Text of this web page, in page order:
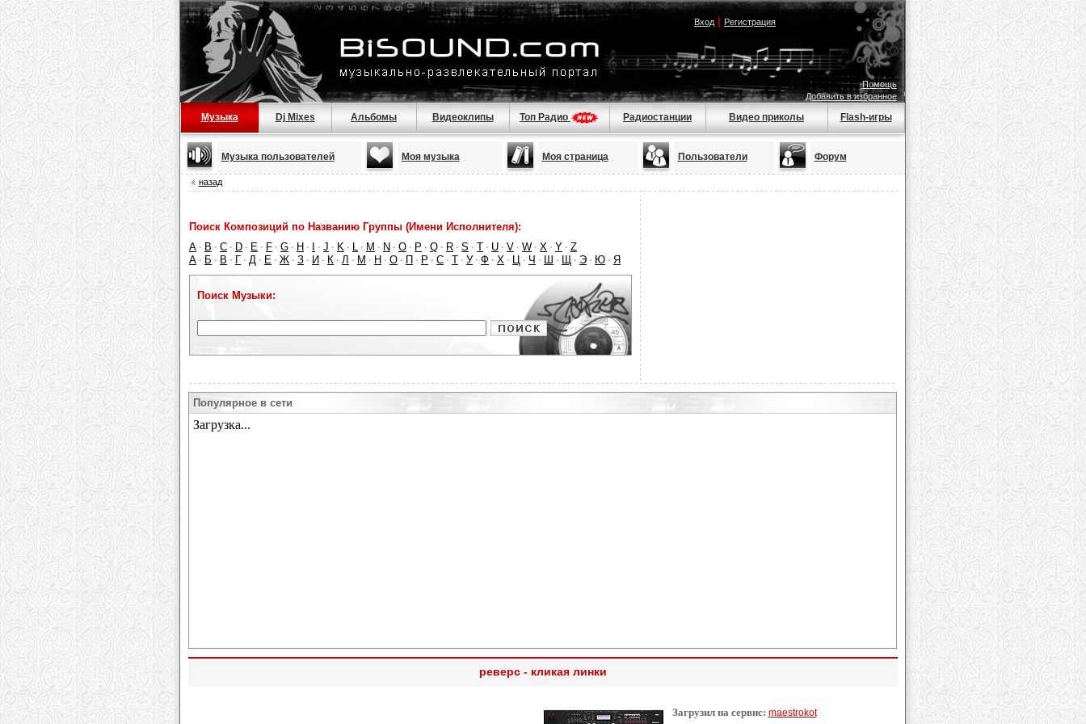
Вход| Регистрация
Помощь
Добавить в избранное
Музыка Dj Mixes Альбомы Видеоклипы Топ Радио Радиостанции Видео приколы Flash-игры
Музыка пользователей Моя музыка Моя страница Пользователи Форум
назад
Поиск Композиций по Названию Группы (Имени Исполнителя):
A · B · C · D · E · F · G · H · · J · K · L · M · N · O · P · Q · R · S · T · U · V · W · X · Y · Z
А · Б · В · Г · Д · Е · Ж · З · И · К · Л · М · Н · О · П · Р · С · Т · У · Ф · Х · Ц · Ч · Ш · Щ · Э · Ю · Я
Поиск Музыки:
Популярное в сети
реверс - кликая линки
Загрузил на сервис: maestrokot